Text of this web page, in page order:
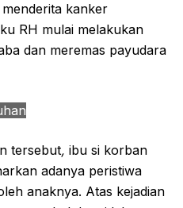
kanker
RH mulai melakukan
dan meremas payudara
tersebut, ibu si korban
adanya peristiwa
anaknya. Atas kejadian